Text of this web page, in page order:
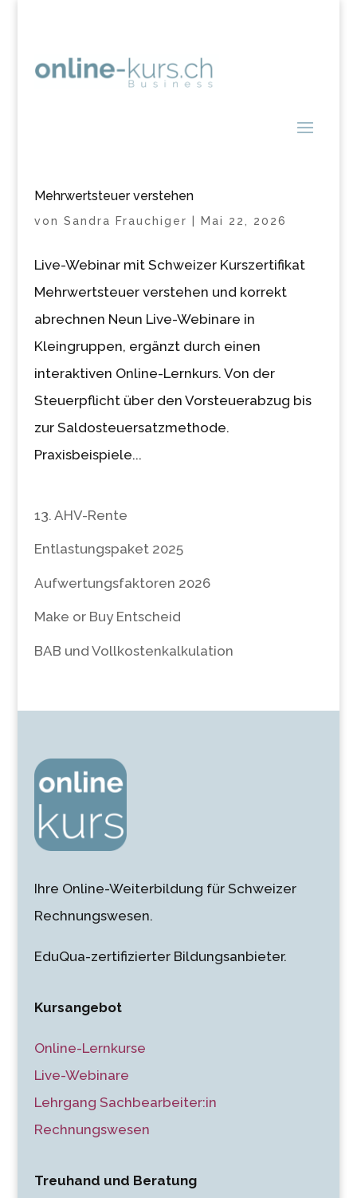
Mehrwertsteuer verstehen
von Sandra Frauchiger | Mai 22, 2026
Live-Webinar mit Schweizer Kurszertifikat
Mehrwertsteuer verstehen und korrekt
abrechnen Neun Live-Webinare in
Kleingruppen, ergänzt durch einen
interaktiven Online-Lernkurs. Von der
Steuerpflicht über den Vorsteuerabzug bis
zur Saldosteuersatzmethode.
Praxisbeispiele...
13. AHV-Rente
Entlastungspaket 2025
Aufwertungsfaktoren 2026
Make or Buy Entscheid
BAB und Vollkostenkalkulation
Ihre Online-Weiterbildung für Schweizer
Rechnungswesen.
EduQua-zertifizierter Bildungsanbieter.
Kursangebot
Online-Lernkurse
Live-Webinare
Lehrgang Sachbearbeiter:in
Rechnungswesen
Treuhand und Beratung